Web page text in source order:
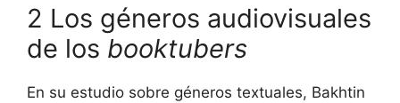
2 Los géneros audiovisuales
de los booktubers
En su estudio sobre géneros textuales, Bakhtin